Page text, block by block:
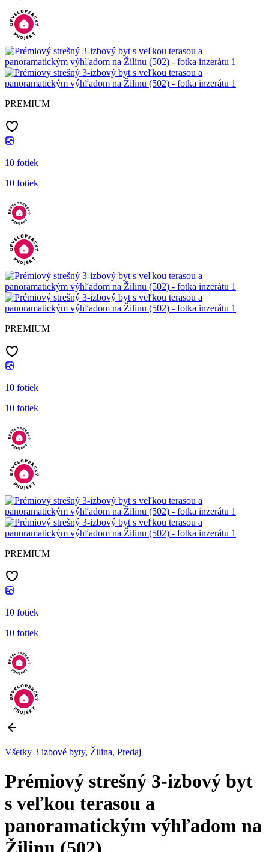
PREMIUM
10 fotiek
10 fotiek
PREMIUM
10 fotiek
10 fotiek
PREMIUM
10 fotiek
10 fotiek
Všetky 3 izbové byty, Žilina, Predaj
Prémiový strešný 3-izbový byt
s veľkou terasou a
panoramatickým výhľadom na